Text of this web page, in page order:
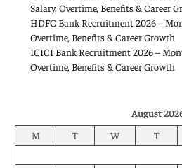
Salary, Overtime, Benefits & Career
HDFC Bank Recruitment 2026 –
Overtime, Benefits & Career Growth
ICICI Bank Recruitment 2026 –
Overtime, Benefits & Career Growth
August
M
T W T